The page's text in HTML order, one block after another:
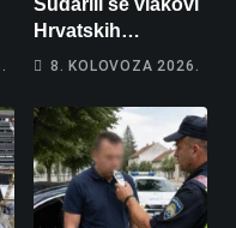
Sudarili se vlakovi
Hrvatskih
željeznica. Šestero
ozlijeđeno, mlađa
žena na
intenzivnoj
8. KOLOVOZA 2026.